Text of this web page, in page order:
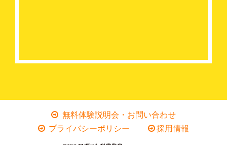
無料体験説明会・お問い合わせ
プライバシーポリシー
採用情報